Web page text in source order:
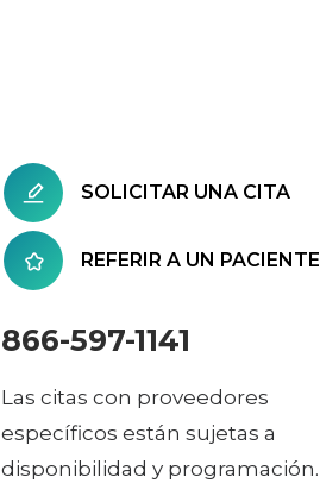
SOLICITAR UNA CITA
REFERIR A UN PACIENTE
866-597-1141
Las citas con proveedores
específicos están sujetas a
disponibilidad y programación.